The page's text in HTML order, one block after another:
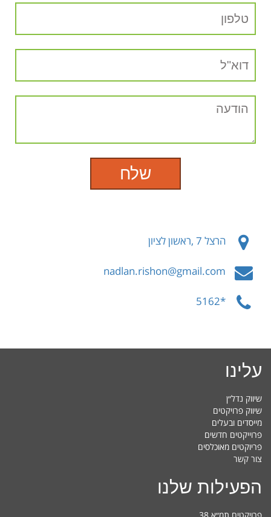
הרצל 7 ,ראשון לציון
nadlan.rishon@gmail.com
*5162
עלינו
שיווק נדל״ן
שיווק פרויקטים
מייסדים ובעלים
פרוייקטים חדשים
פריוקטים מאוכלסים
צור קשר
הפעילות שלנו